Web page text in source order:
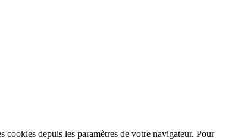
depuis les paramètres de votre navigateur. Pour